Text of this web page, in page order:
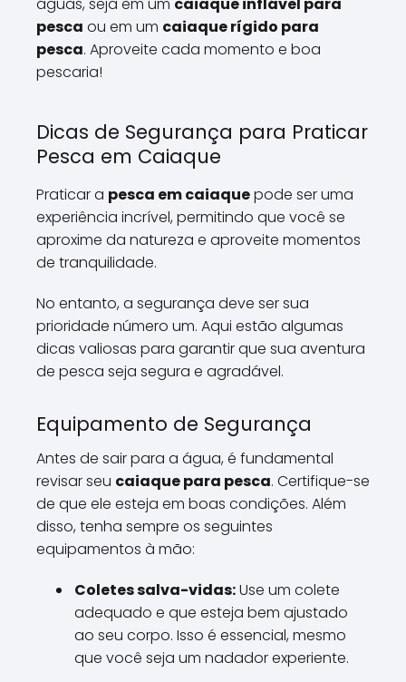
pesca ou em um caiaque rígido para
pesca. Aproveite cada momento e boa
pescaria!
Dicas de Segurança para Praticar
Pesca em Caiaque
Praticar a pesca em caiaquepode ser uma
experiência incrível, permitindo que você se
aproxime da natureza e aproveite momentos
de tranquilidade.
No entanto, a segurança deve ser sua
prioridade número um. Aqui estão algumas
dicas valiosas para garantir que sua aventura
de pesca seja segura e agradável.
Equipamento de Segurança
Antes de sair para a água, é fundamental
revisar seu caiaque para pesca. Certifique-se
de que ele esteja em boas condições. Além
disso, tenha sempre os seguintes
equipamentos à mão:
Coletes salva-vidas:Use um colete
adequado e que esteja bem ajustado
ao seu corpo. Isso é essencial, mesmo
que você seja um nadador experiente.